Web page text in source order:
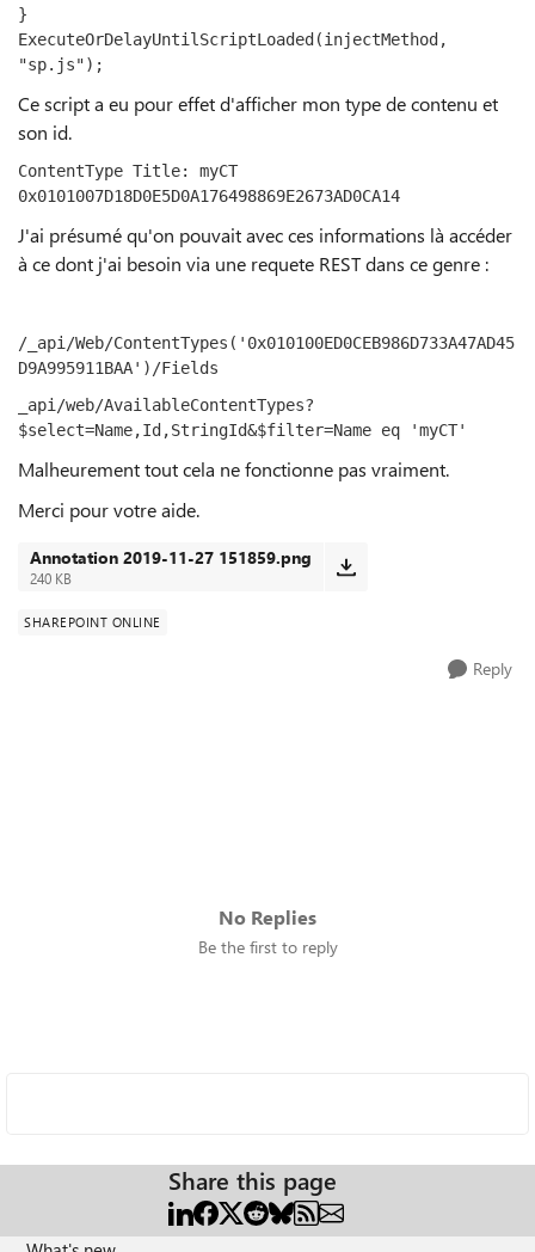
}
ExecuteOrDelayUntilScriptLoaded (injectMethod ,
"sp.js");
Ce script a eu pour effet d'afficher mon type de contenu et
son id.
ContentType Title: myCT
0x0101007D18D0E5D0A176498869E2673AD0CA14
J'ai présumé qu'on pouvait avec ces informations là accéder
à ce dont j'ai besoin via une requete REST dans ce genre :
/_api/Web/ContentTypes('0x010100ED0CEB986D733A47AD45
D9A995911BAA')/Fields
_api/web/AvailableContentTypes?
$select=Name,Id,StringId&$filter=Name eq 'myCT'
Malheurement tout cela ne fonctionne pas vraiment.
Merci pour votre aide.
Annotation 2019-11-27 151859.png
240 KB
SHAREPOINT ONLINE
Reply
No Replies
Be the first to reply
Share this page